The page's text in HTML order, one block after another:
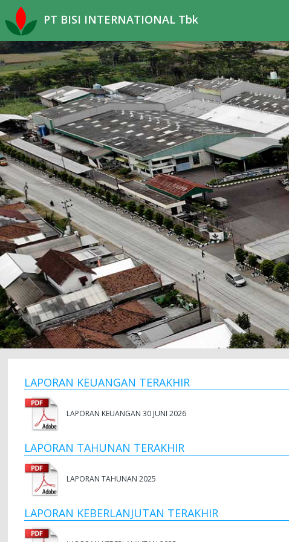
PT BISI INTERNATIONAL Tbk
LAPORAN KEUANGAN TERAKHIR
LAPORAN KEUANGAN 30 JUNI 2026
LAPORAN TAHUNAN TERAKHIR
LAPORAN TAHUNAN 2025
LAPORAN KEBERLANJUTAN TERAKHIR